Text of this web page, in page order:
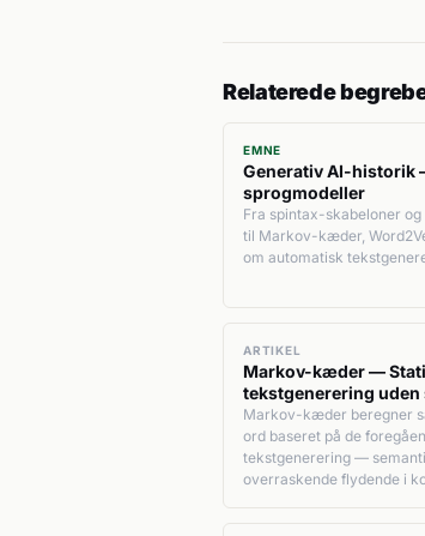
Relaterede
EMNE
Generativ AI-historik
sprogmodeller
Fra spintax-skabeloner
til Markov-kæder,
om automatisk
ARTIKEL
Markov-kæder —
tekstgenerering
Markov-kæder beregner
ord baseret på de
tekstgenerering —
overraskende flydende i